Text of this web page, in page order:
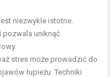
jest niezwykle istotne.
pozwala uniknąć
stres może prowadzić do
łupieżu. Techniki